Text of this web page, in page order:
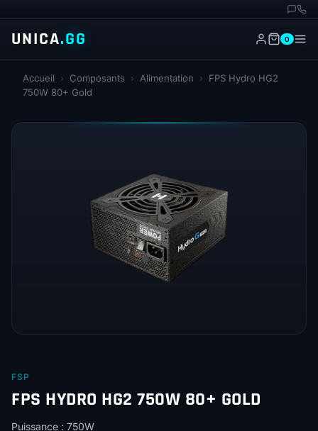
UNICA.GG 0
Accueil › Composants › Alimentation ›
FPS Hydro HG2
750W 80+ Gold
FSP
FPS HYDRO HG2 750W 80+ GOLD
Puissance : 750W